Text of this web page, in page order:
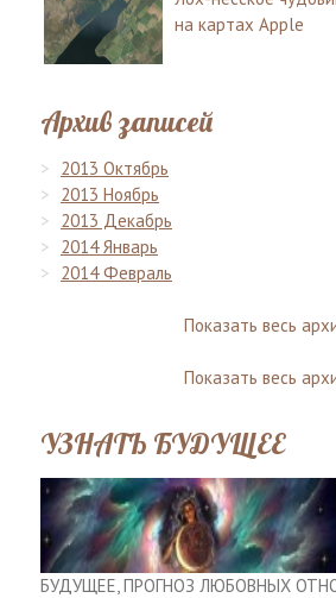
на картах Apple
Архив записей
2013 Октябрь
2013 Ноябрь
2013 Декабрь
2014 Январь
2014 Февраль
Показать весь
Показать весь
УЗНАТЬ БУДУЩЕЕ
БУДУЩЕЕ, ПРОГНОЗ ЛЮБОВНЫХ